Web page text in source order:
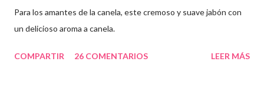
Para los amantes de la canela, este cremoso y suave jabón con
un delicioso aroma a canela.
COMPARTIR 26 COMENTARIOS LEER MÁS